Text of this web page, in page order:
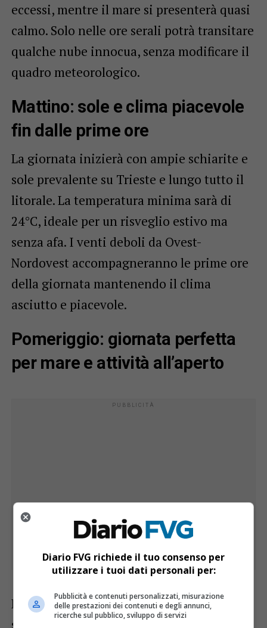
eccessi, mentre il mare si presenterà quasi
calmo. Solo nelle ore serali potrà transitare
qualche nube innocua, senza modificare il
quadro meteorologico.
Mattino: sole e clima piacevole
fin dalle prime ore
La giornata inizierà con ampie schiarite e
sole prevalente su Trieste e lungo tutto il
litorale. La temperatura minima sarà di
24°C, ideale per un risveglio estivo ma
senza afa. I venti deboli da Ovest-
Nordovest accompagneranno le prime ore
della giornata mantenendo il clima
asciutto e piacevole.
Pomeriggio: giornata perfetta
per mare e attività all’aperto
Durante il pomeriggio il cielo resterà
sereno o poco nuvoloso, con condizioni
Diario FVG richiede il tuo consenso per
utilizzare i tuoi dati personali per:
Pubblicità e contenuti personalizzati, misurazione
delle prestazioni dei contenuti e degli annunci,
ricerche sul pubblico, sviluppo di servizi